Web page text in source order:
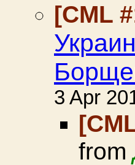
[CML
3 Apr
from